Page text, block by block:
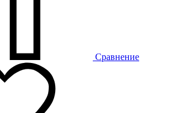
Сравнение